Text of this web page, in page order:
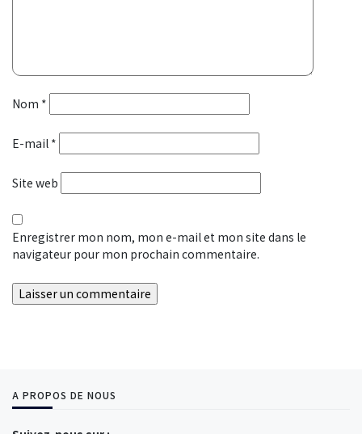
Nom *
E-mail *
Site web
Enregistrer mon nom, mon e-mail et mon site dans le
navigateur pour mon prochain commentaire.
A PROPOS DE NOUS